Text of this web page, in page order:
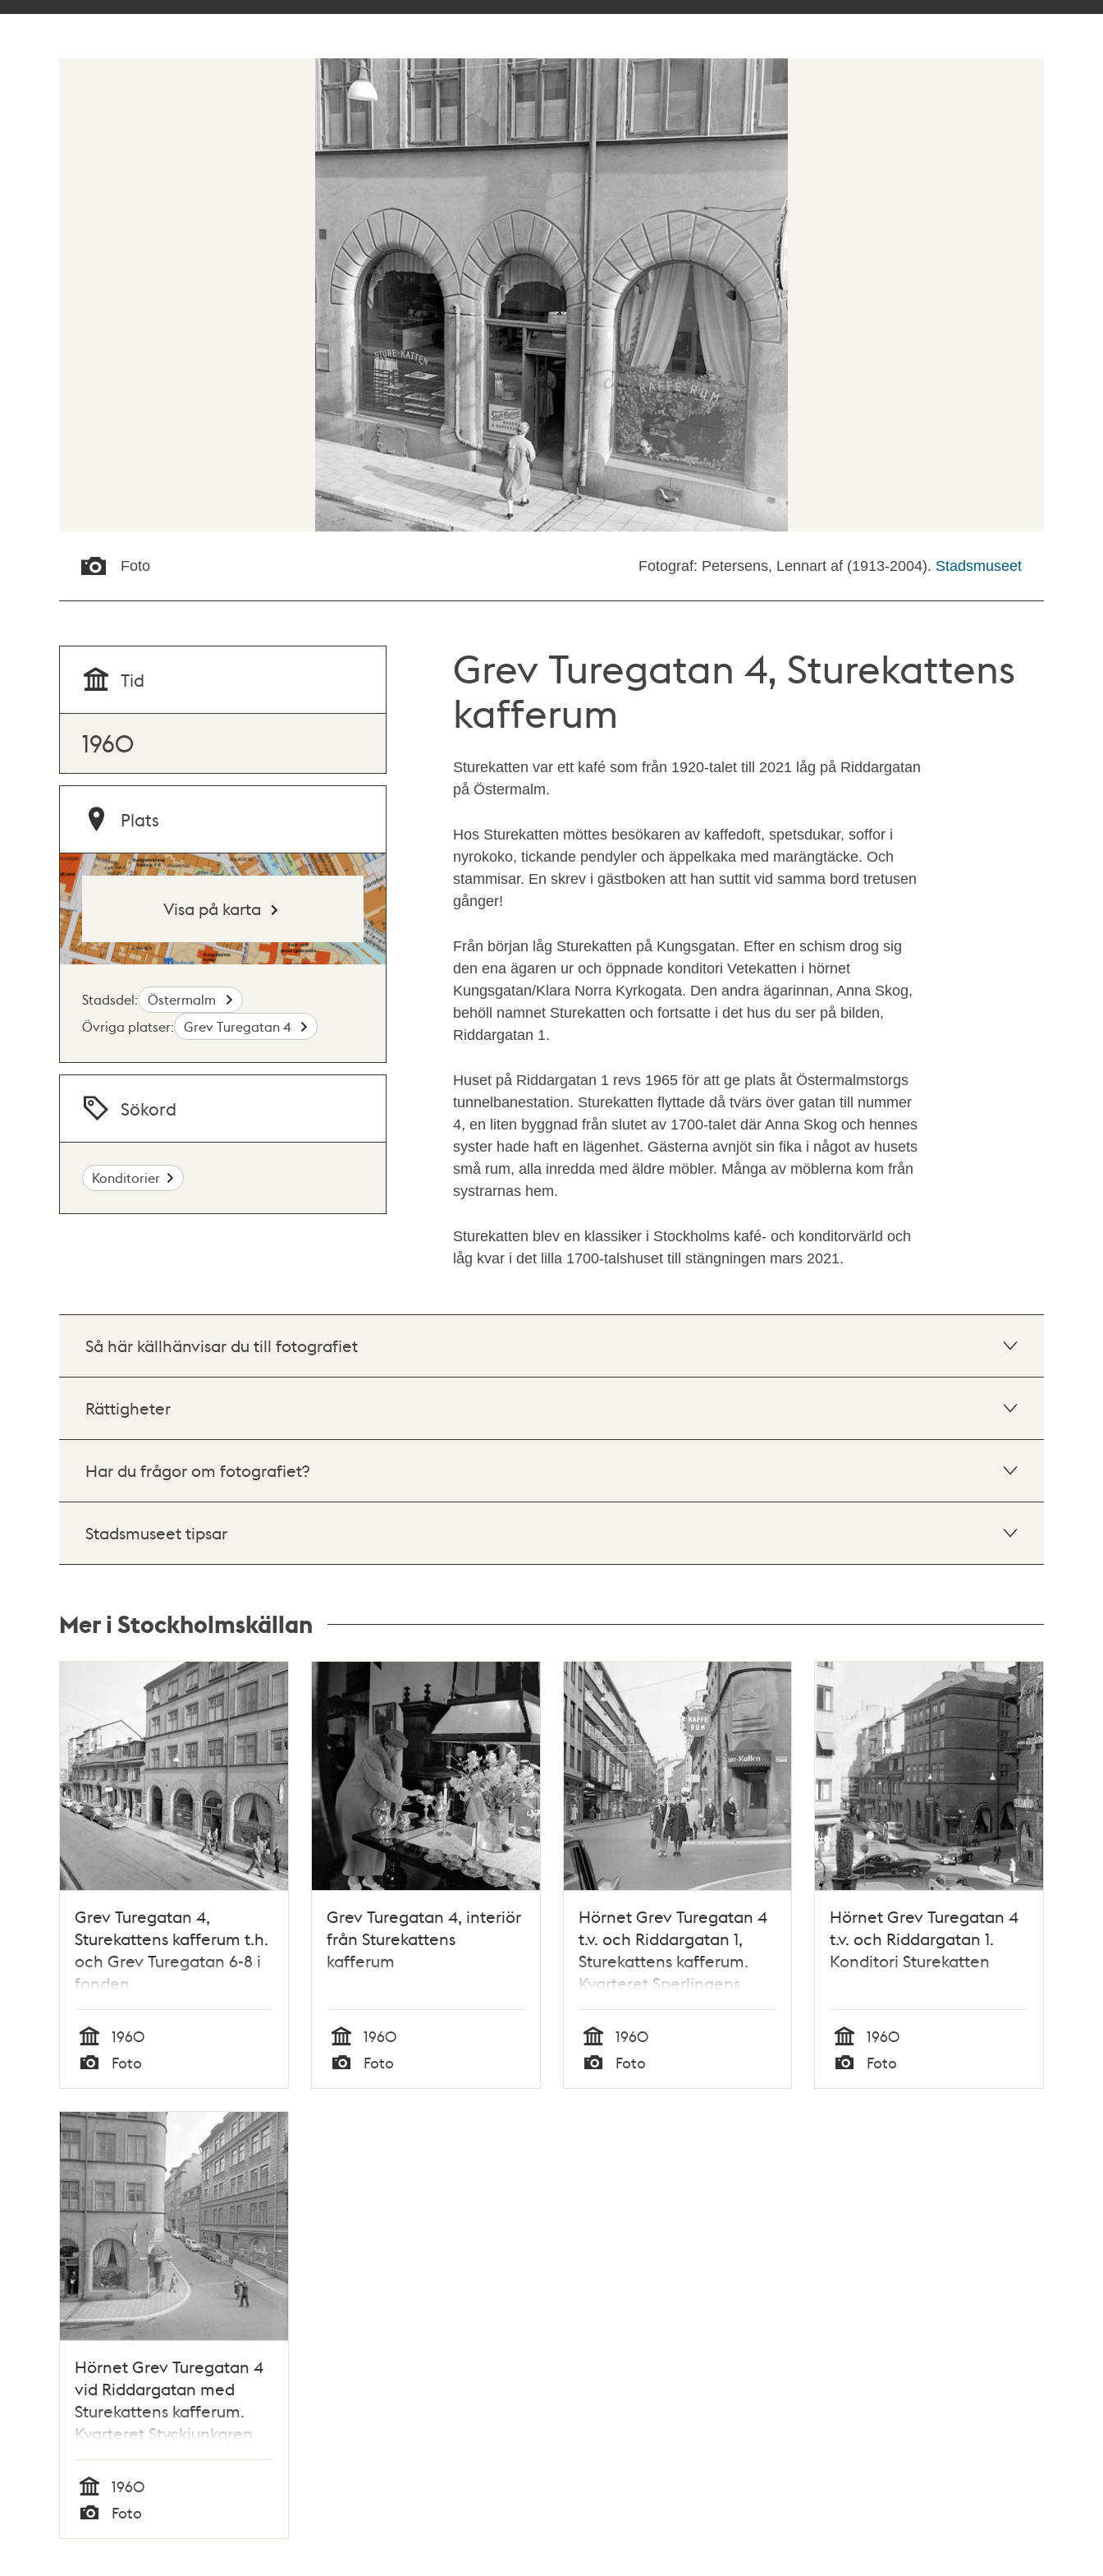
Foto Fotograf: Petersens, Lennart af (1913-2004). Stadsmuseet
Grev Turegatan 4, Sturekattens
kafferum
Sturekatten var ett kafé som från 1920-talet till 2021 låg på Riddargatan
på Östermalm.
Hos Sturekatten möttes besökaren av kaffedoft, spetsdukar, soffor i
nyrokoko, tickande pendyler och äppelkaka med marängtäcke. Och
stammisar. En skrev i gästboken att han suttit vid samma bord tretusen
gånger!
Från början låg Sturekatten på Kungsgatan. Efter en schism drog sig
den ena ägaren ur och öppnade konditori Vetekatten i hörnet
Kungsgatan/Klara Norra Kyrkogata. Den andra ägarinnan, Anna Skog,
behöll namnet Sturekatten och fortsatte i det hus du ser på bilden,
Riddargatan 1.
Huset på Riddargatan 1 revs 1965 för att ge plats åt Östermalmstorgs
tunnelbanestation. Sturekatten flyttade då tvärs över gatan till nummer
4, en liten byggnad från slutet av 1700-talet där Anna Skog och hennes
syster hade haft en lägenhet. Gästerna avnjöt sin fika i något av husets
små rum, alla inredda med äldre möbler. Många av möblerna kom från
systrarnas hem.
Sturekatten blev en klassiker i Stockholms kafé- och konditorvärld och
låg kvar i det lilla 1700-talshuset till stängningen mars 2021.
Tid
1960
Plats
Visa på karta
Stadsdel:
Östermalm
Övriga platser:
Grev Turegatan 4
Sökord
Konditorier
Så här källhänvisar du till fotografiet
Rättigheter
Har du frågor om fotografiet?
Stadsmuseet tipsar
Mer i Stockholmskällan
teman
Grev Turegatan 4,
Sturekattens kafferum t.h.
och Grev Turegatan 6-8 i
fonden.
Tid
1960
Typ
Foto
Grev Turegatan 4, interiör
från Sturekattens
kafferum
Tid
1960
Typ
Foto
Hörnet Grev Turegatan 4
t.v. och Riddargatan 1,
Sturekattens kafferum.
Kvarteret Sperlingens
Backe på vänster sida
Tid
1960
Typ
Foto
Hörnet Grev Turegatan 4
t.v. och Riddargatan 1.
Konditori Sturekatten
Tid
1960
Typ
Foto
Hörnet Grev Turegatan 4
vid Riddargatan med
Sturekattens kafferum.
Kvarteret Styckjunkaren
på höger sida
Tid
1960
Typ
Foto